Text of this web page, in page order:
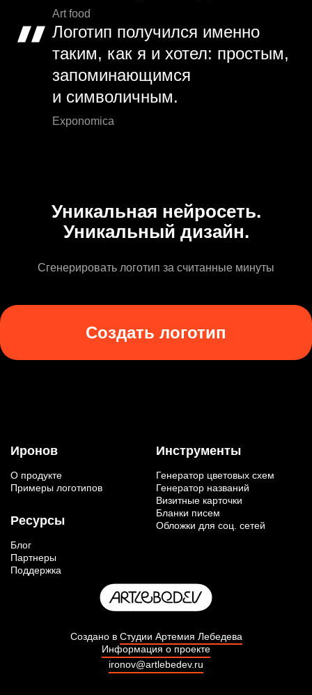
Art food
Логотип получился именно
таким, как я и хотел: простым,
запоминающимся
и символичным.
Exponomica
Уникальная нейросеть.
Уникальный дизайн.
Сгенерировать логотип за считанные минуты
Создать логотип
Иронов
О продукте
Примеры логотипов
Ресурсы
Блог
Партнеры
Поддержка
Инструменты
Генератор цветовых схем
Генератор названий
Визитные карточки
Бланки писем
Обложки для соц. сетей
Создано в Студии Артемия Лебедева
Информация о проекте
ironov@artlebedev.ru